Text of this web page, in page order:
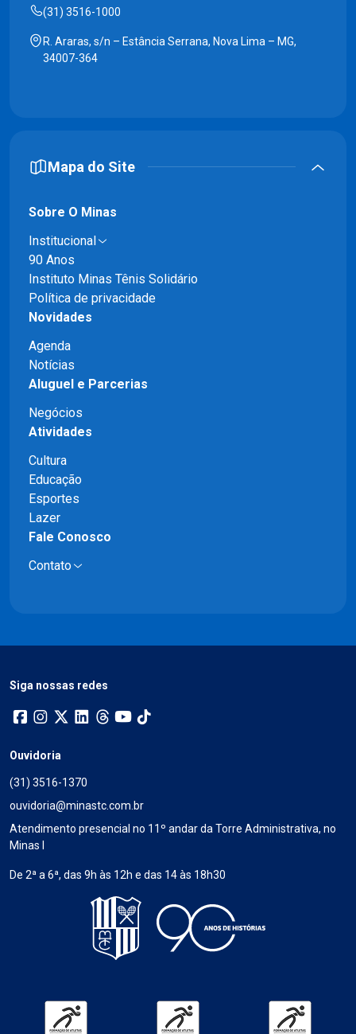
(31) 3516-1000
R. Araras, s/n – Estância Serrana, Nova Lima – MG,
34007-364
Mapa do Site
Sobre O Minas
Institucional
90 Anos
Instituto Minas Tênis Solidário
Política de privacidade
Novidades
Agenda
Notícias
Aluguel e Parcerias
Negócios
Atividades
Cultura
Educação
Esportes
Lazer
Fale Conosco
Contato
Siga nossas redes
Ouvidoria
(31) 3516-1370
ouvidoria@minastc.com.br
Atendimento presencial no 11º andar da Torre Administrativa, no
Minas I
De 2ª a 6ª, das 9h às 12h e das 14 às 18h30